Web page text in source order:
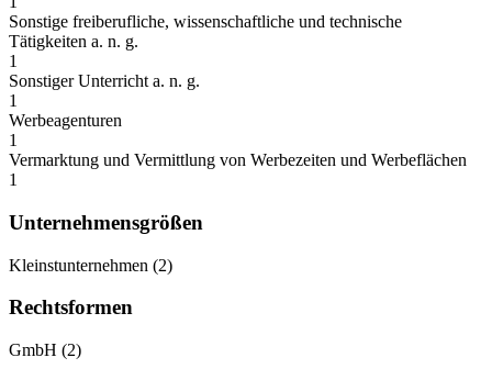
Sonstige freiberufliche, wissenschaftliche und technische
Tätigkeiten a. n. g.
1
Sonstiger Unterricht a. n. g.
1
Werbeagenturen
1
Vermarktung und Vermittlung von Werbezeiten und Werbeflächen
1
Unternehmensgrößen
Kleinstunternehmen (2)
Rechtsformen
GmbH (2)